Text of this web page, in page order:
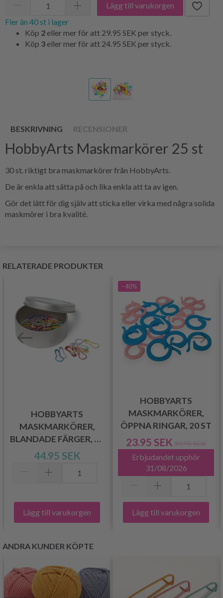
Lägg till varukorgen
Fler än 40 st i lager
Köp 2 eller mer för att 29.95 SEK per styck.
Köp 3 eller mer för att 24.95 SEK per styck.
BESKRIVNING RECENSIONER
HobbyArts Maskmarkörer 25 st
30 st. riktigt bra maskmarkörer från HobbyArts.
De är enkla att sätta på och lika enkla att ta av igen.
Gör det lätt för dig själv att sticka eller virka med några solida
maskmörer i bra kvalité.
RELATERADE PRODUKTER
HOBBYARTS
MASKMARKÖRER,
BLANDADE FÄRGER, 25
ST.
44.95 SEK
Lägg till varukorgen
- 40%
HOBBYARTS
MASKMARKÖRER,
ÖPPNA RINGAR, 20 ST
23.95 SEK 39.95 SEK
Erbjudandet upphör
31/08/2026
Lägg till varukorgen
ANDRA KUNDER KÖPTE